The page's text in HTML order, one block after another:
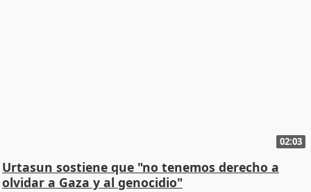
02:03
Urtasun sostiene que "no tenemos derecho a
olvidar a Gaza y al genocidio"